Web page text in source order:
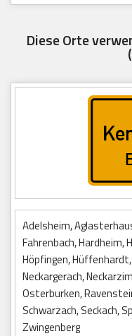
Diese Orte
Adelsheim,
Fahrenbach, Hardheim,
Höpfingen,
Neckargerach,
Osterburken,
Schwarzach, Seckach,
Zwingenberg